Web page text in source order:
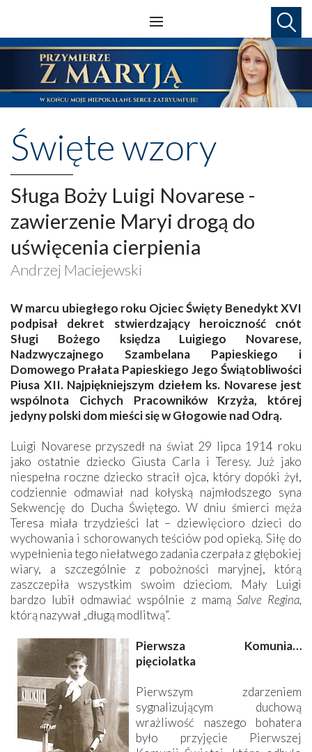
Święte wzory
Sługa Boży Luigi Novarese -
zawierzenie Maryi drogą do
uświęcenia cierpienia
Andrzej Maciejewski
Wmarcu ubiegłego roku Ojciec Święty Benedykt XVI
podpisał dekret stwierdzający heroiczność cnót
Sługi Bożego księdza Luigiego Novarese,
Nadzwyczajnego Szambelana Papieskiego i
Domowego Prałata Papieskiego Jego Świątobliwości
Piusa XII. Najpiękniejszym dziełem ks. Novarese jest
wspólnota Cichych Pracowników Krzyża, której
jedyny polski dom mieści się w Głogowie nad Odrą.
Luigi Novarese przyszedł na świat 29 lipca 1914 roku
jako ostatnie dziecko Giusta Carla i Teresy. Już jako
niespełna roczne dziecko stracił ojca, który dopóki żył,
codziennie odmawiał nad kołyską najmłodszego syna
Sekwencję do Ducha Świętego. W dniu śmierci męża
Teresa miała trzydzieści lat – dziewięcioro dzieci do
wychowania i schorowanych teściów pod opieką. Siłę do
wypełnienia tego niełatwego zadania czerpała z głębokiej
wiary, a szczególnie z pobożności maryjnej, którą
zaszczepiła wszystkim swoim dzieciom. Mały Luigi
bardzo lubił odmawiać wspólnie z mamą Salve Regina,
którą nazywał „długą modlitwą”.
Pierwsza Komunia…
pięciolatka
Pierwszym zdarzeniem
sygnalizującym duchową
wrażliwość naszego bohatera
było przyjęcie Pierwszej